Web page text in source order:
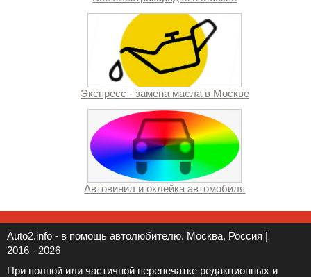
Экспресс - замена масла в Москве
Автовинил и оклейка автомобиля
Auto2.info - в помощь автолюбителю. Москва, Россия |
2016 - 2026
При полной или частичной перепечатке редакционных и